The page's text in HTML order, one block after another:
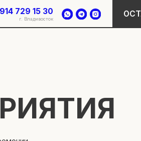
ОСТАВИТЬ ЗАЯВКУ